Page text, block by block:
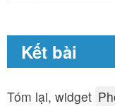
Kết bài
Tóm lại, widget